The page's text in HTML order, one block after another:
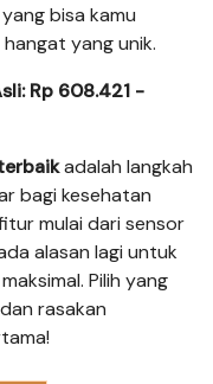
bisa kamu
yang unik.
Rp 608.421 -
adalah langkah
bagi kesehatan
mulai dari sensor
alasan lagi untuk
Pilih yang
rasakan